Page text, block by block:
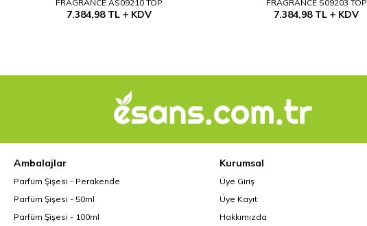
FRAGRANCE AS09210 TOP
7.384,98TL KDV
FRAGRANCE S09203 TOP
7.384,98TL KDV
Ambalajlar
Parfüm Şişesi - Perakende
Parfüm Şişesi - 50ml
Parfüm Şişesi - 100ml
Kurumsal
Üye Giriş
Üye Kayıt
Hakkımızda